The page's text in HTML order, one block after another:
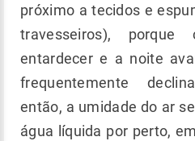
próximo a tecidos e
travesseiros),
entardecer e a noite
frequentemente
então, a umidade do ar
água líquida por perto,